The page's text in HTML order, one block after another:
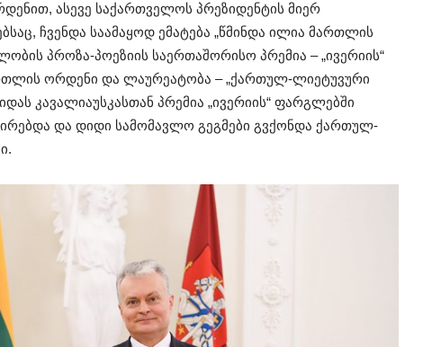
ასევე საქართველოს პრეზიდენტის მიერ
ჩვენდა საამაყოდ ემატება „წმინდა ილია მართლის
პროზა-პოეზიის საერთაშორისო პრემია – „ივერიის“
ორდენი და ლაურეატობა – „ქართულ-ლიეტუვური
კავალიაუსკასთან პრემია „ივერიის“ ფარგლებში
და დიდი სამომავლო გეგმები გვქონდა ქართულ-